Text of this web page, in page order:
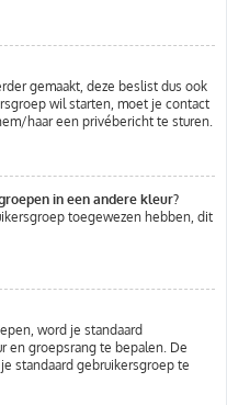
gemaakt, deze beslist dus ook
wil starten, moet je contact
haar een privébericht te sturen.
in een andere kleur?
toegewezen hebben, dit
word je standaard
en groepsrang te bepalen. De
standaard gebruikersgroep te